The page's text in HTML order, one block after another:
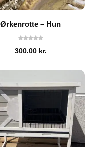
Ørkenrotte – Hun
300.00 kr.